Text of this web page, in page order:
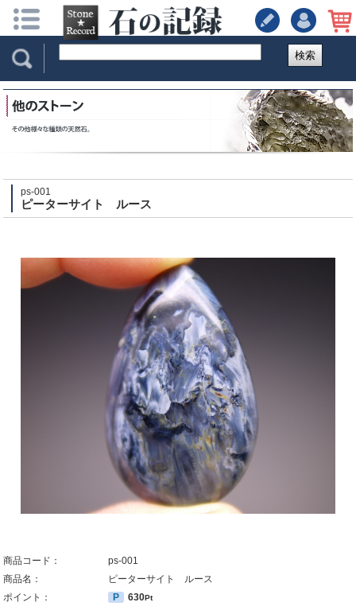
検索
ps-001
ピーターサイト ルース
商品コード：
ps-001
商品名：
ピーターサイト ルース
ポイント：
P 630Pt